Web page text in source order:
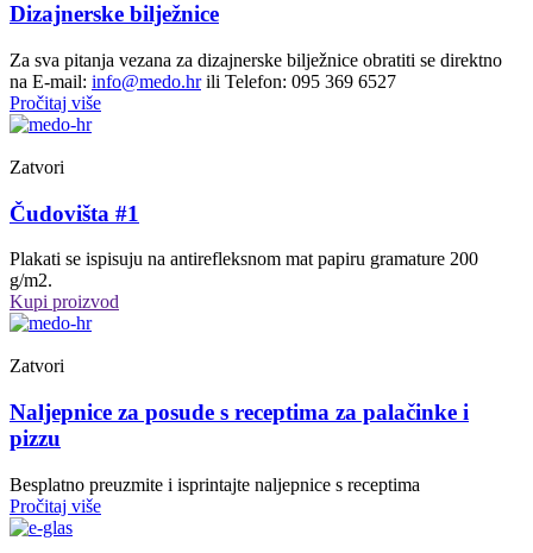
Dizajnerske bilježnice
Za sva pitanja vezana za dizajnerske bilježnice obratiti se direktno
na E-mail: info@medo.hrili Telefon: 095 369 6527
Pročitaj više
Zatvori
Čudovišta #1
Plakati se ispisuju na antirefleksnom mat papiru gramature 200
g/m2.
Kupi proizvod
Zatvori
Naljepnice za posude s receptima za palačinke i
pizzu
Besplatno preuzmite i isprintajte naljepnice s receptima
Pročitaj više